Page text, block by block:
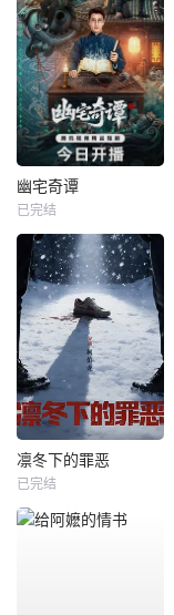
幽宅奇谭
已完结
凛冬下的罪恶
已完结